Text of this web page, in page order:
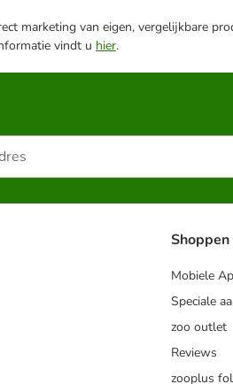
marketing van eigen, vergelijkbare
vindt u hier.
Shoppen
Mobiele
Speciale
zoo outlet
Reviews
zooplus